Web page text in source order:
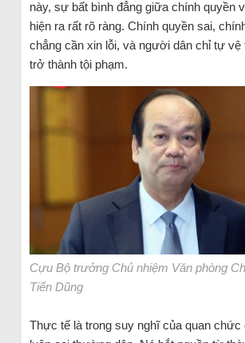
này, sự bất bình đẳng giữa chính quyền
hiện ra rất rõ ràng. Chính quyền sai,
chẳng cần xin lỗi, và người dân chỉ tự vệ
trở thành tội phạm.
Cựu Bộ trưởng Chủ nhiệm Văn phòng
Tiến Dũng
Thực tế là trong suy nghĩ của quan chức